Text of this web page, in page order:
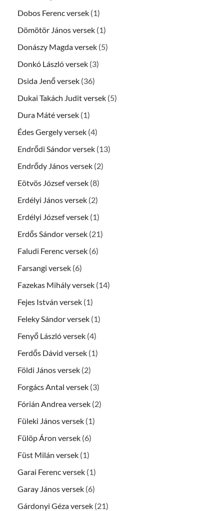
Dobos Ferenc versek (1)
Dömötör János versek (1)
Donászy Magda versek (5)
Donkó László versek (3)
Dsida Jenő versek (36)
Dukai Takách Judit versek (5)
Dura Máté versek (1)
Édes Gergely versek (4)
Endrődi Sándor versek (13)
Endrődy János versek (2)
Eötvös József versek (8)
Erdélyi János versek (2)
Erdélyi József versek (1)
Erdős Sándor versek (21)
Faludi Ferenc versek (6)
Farsangi versek (6)
Fazekas Mihály versek (14)
Fejes István versek (1)
Feleky Sándor versek (1)
Fenyő László versek (4)
Ferdős Dávid versek (1)
Földi János versek (2)
Forgács Antal versek (3)
Fórián Andrea versek (2)
Füleki János versek (1)
Fülöp Áron versek (6)
Füst Milán versek (1)
Garai Ferenc versek (1)
Garay János versek (6)
Gárdonyi Géza versek (21)